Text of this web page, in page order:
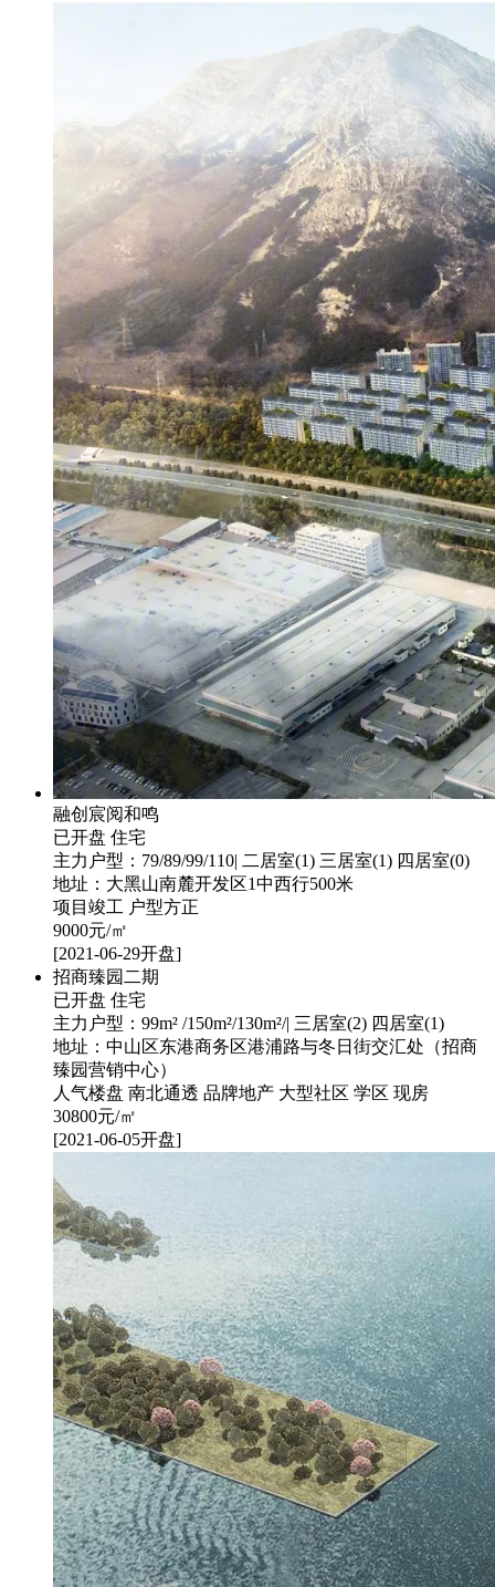
融创宸阅和鸣
已开盘 住宅
主力户型：79/89/99/110| 二居室(1) 三居室(1) 四居室(0)
地址：大黑山南麓开发区1中西行500米
项目竣工 户型方正
9000元/㎡
[2021-06-29开盘]
招商臻园二期
已开盘 住宅
主力户型：99m² /150m²/130m²/| 三居室(2) 四居室(1)
地址：中山区东港商务区港浦路与冬日街交汇处（招商
臻园营销中心）
人气楼盘 南北通透 品牌地产 大型社区 学区 现房
30800元/㎡
[2021-06-05开盘]